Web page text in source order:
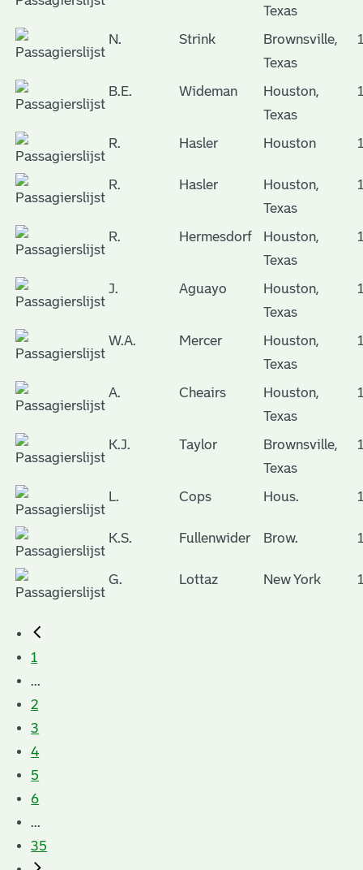
Texas
N. Strink
Brownsville,
Texas
B.E. Wideman
Houston,
Texas
R. Hasler Houston
R. Hasler
Houston,
Texas
R. Hermesdorf
Houston,
Texas
J. Aguayo
Houston,
Texas
W.A. Mercer
Houston,
Texas
A. Cheairs
Houston,
Texas
K.J. Taylor
Brownsville,
Texas
L. Cops Hous.
K.S. Fullenwider Brow.
G. Lottaz New York
1
...
2
3
4
5
6
...
35